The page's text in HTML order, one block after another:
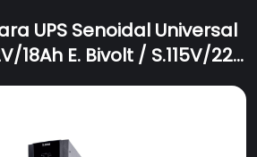
UPS Senoidal Universal
18Ah E. Bivolt / S.115V/220